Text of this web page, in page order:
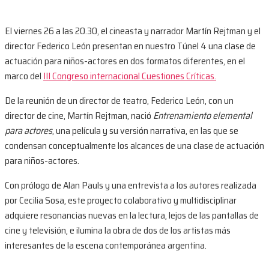
El viernes 26 a las 20.30, el cineasta y narrador Martín Rejtman y el
director Federico León presentan en nuestro Túnel 4 una clase de
actuación para niños-actores en dos formatos diferentes, en el
marco delIII Congreso internacional Cuestiones Críticas.
De la reunión de un director de teatro, Federico León, con un
director de cine, Martín Rejtman, nació Entrenamiento elemental
para actores, una película y su versión narrativa, en las que se
condensan conceptualmente los alcances de una clase de actuación
para niños-actores.
Con prólogo de Alan Pauls y una entrevista a los autores realizada
por Cecilia Sosa, este proyecto colaborativo y multidisciplinar
adquiere resonancias nuevas en la lectura, lejos de las pantallas de
cine y televisión, e ilumina la obra de dos de los artistas más
interesantes de la escena contemporánea argentina.